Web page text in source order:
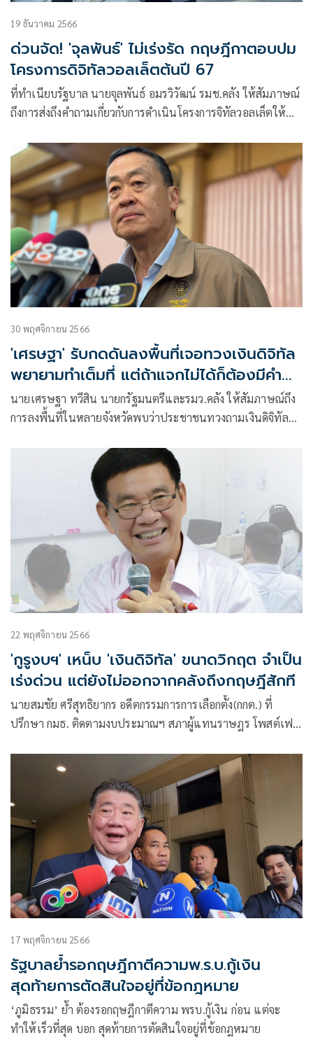
19 ธันวาคม 2566
ด่วนจัด! 'จุลพันธ์' ไม่เร่งรัด กฤษฎีกาตอบปม
โครงการดิจิทัลวอลเล็ตต้นปี 67
ที่ทำเนียบรัฐบาล นายจุลพันธ์ อมรวิวัฒน์ รมช.คลัง ให้สัมภาษณ์
ถึงการส่งถึงคำถามเกี่ยวกับการดำเนินโครงการจิทัลวอลเล็ตให้
30 พฤศจิกายน 2566
'เศรษฐา' รับกดดันลงพื้นที่เจอทวงเงินดิจิทัล
พยายามทำเต็มที่ แต่ถ้าแจกไม่ได้ก็ต้องมีคำ
ตอบให้ประชาชน
นายเศรษฐา ทวีสิน นายกรัฐมนตรีและรมว.คลัง ให้สัมภาษณ์ถึง
การลงพื้นที่ในหลายจังหวัดพบว่าประชาชนทวงถามเงินดิจิทัล
เรื่องเป็นเรื่องที่กดดัน และเป็นเรื่องที่อยากให้พี่น้องประชาชน
22 พฤศจิกายน 2566
'กูรูงบฯ' เหน็บ 'เงินดิจิทัล' ขนาดวิกฤต จำเป็น
เร่งด่วน แต่ยังไม่ออกจากคลังถึงกฤษฎีสักที
นายสมชัย ศรีสุทธิยากร อดีตกรรมการการเลือกตั้ง(กกต.) ที่
ปรึกษา กมธ. ติดตามงบประมาณฯ สภาผู้แทนราษฎร โพสต์เฟ
17 พฤศจิกายน 2566
รัฐบาลย้ำรอกฤษฎีกาตีความพ.ร.บ.กู้เงิน
สุดท้ายการตัดสินใจอยู่ที่ข้อกฎหมาย
‘ภูมิธรรม’ ย้ำ ต้องรอกฤษฎีกาตีความ พรบ.กู้เงิน ก่อน แต่จะ
ทำให้เร็วที่สุด บอก สุดท้ายการตัดสินใจอยู่ที่ข้อกฎหมาย